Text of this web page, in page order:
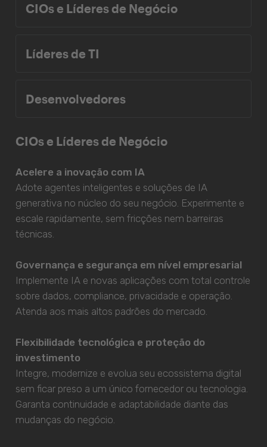
CIOs e Líderes de Negócio
Líderes de TI
Desenvolvedores
CIOs e Líderes de Negócio
Acelere a inovação com IA
Adote agentes inteligentes e soluções de IA
generativa no núcleo do seu negócio. Experimente e
escale rapidamente, sem fricções nem barreiras
técnicas.
Governança e segurança em nível empresarial
Implemente IA e novas aplicações com total controle
sobre dados, compliance, privacidade e operação.
Atenda aos mais altos padrões do mercado.
Flexibilidade tecnológica e proteção do
investimento
Integre, modernize e evolua seu ecossistema digital
sem ficar preso a um único fornecedor ou tecnologia.
Garanta continuidade e adaptabilidade diante das
mudanças do negócio.